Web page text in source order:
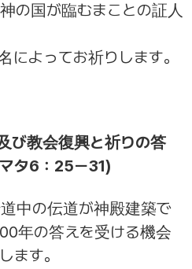
の国が臨むまことの証人
によってお祈りします。
び教会復興と祈りの答
タ6：25ー31)
中の伝道が神殿建築で
年の答えを受ける機会
ます。